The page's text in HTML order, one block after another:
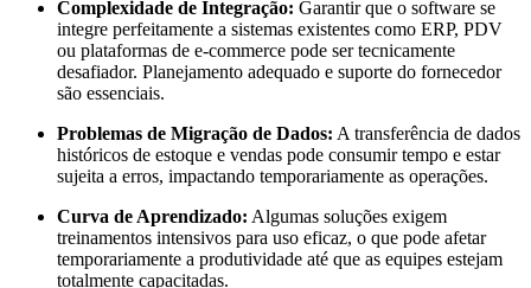
Complexidade de Integração: Garantir que o software se
integre perfeitamente a sistemas existentes como ERP, PDV
ou plataformas de e-commerce pode ser tecnicamente
desafiador. Planejamento adequado e suporte do fornecedor
são essenciais.
Problemas de Migração de Dados: A transferência de dados
históricos de estoque e vendas pode consumir tempo e estar
sujeita a erros, impactando temporariamente as operações.
Curva de Aprendizado: Algumas soluções exigem
treinamentos intensivos para uso eficaz, o que pode afetar
temporariamente a produtividade até que as equipes estejam
totalmente capacitadas.